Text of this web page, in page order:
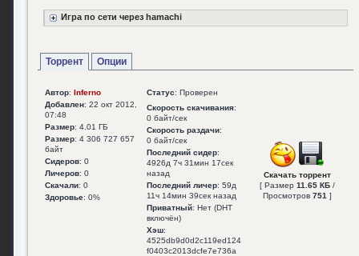
Игра по сети через hamachi
Торрент Опции
Автор: Inferno
Добавлен: 22 окт 2012,
07:48
Размер: 4.01 ГБ
Размер: 4 306 727 657
байт
Сидеров: 0
Личеров: 0
Скачали: 0
Здоровье: 0%
Статус: Проверен
Скорость скачивания:
0 байт/сек
Скорость раздачи:
0 байт/сек
Последний сидер:
4926д 7ч 31мин 17сек
назад
Последний личер: 59д
11ч 14мин 39сек назад
Приватный: Нет (DHT
включён)
Хэш:
4525db9d0d2c119ed124
f0403c2013dcfe7e736a
Скачать торрент
[ Размер 11.65 КБ/
Просмотров 751 ]